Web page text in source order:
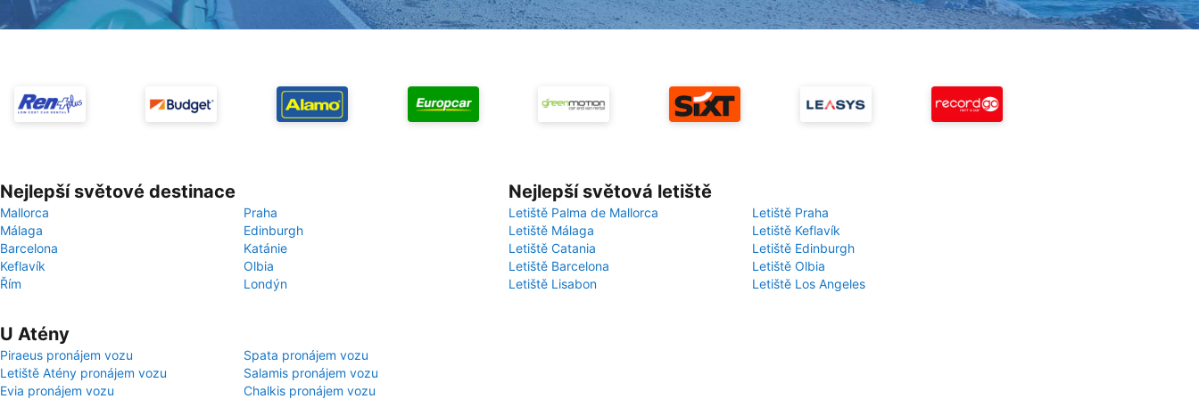
Nejlepší světové destinace
Mallorca
Praha
Málaga
Edinburgh
Barcelona
Katánie
Keflavík
Olbia
Řím
Londýn
Nejlepší světová letiště
Letiště Palma de Mallorca
Letiště Praha
Letiště Málaga
Letiště Keflavík
Letiště Catania
Letiště Edinburgh
Letiště Barcelona
Letiště Olbia
Letiště Lisabon
Letiště Los Angeles
U Atény
Piraeus pronájem vozu
Spata pronájem vozu
Letiště Atény pronájem vozu
Salamis pronájem vozu
Evia pronájem vozu
Chalkis pronájem vozu